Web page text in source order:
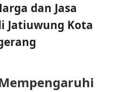
dan Jasa
Jatiuwung Kota